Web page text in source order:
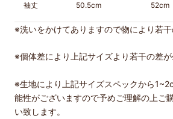
袖丈 50.5cm 52cm
※洗いをかけてありますので物により若干
※個体差により上記サイズより若干の差が
※生地により上記サイズスペックから
能性がございますので予めご理解の上ご
い致します。